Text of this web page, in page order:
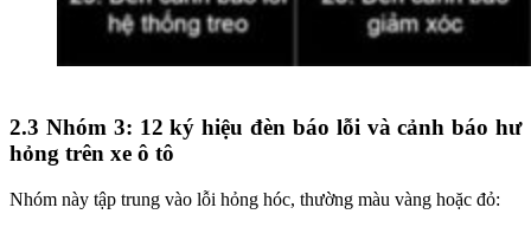
2.3 Nhóm 3: 12 ký hiệu đèn báo lỗi và cảnh báo hư
hỏng trên xe ô tô
Nhóm này tập trung vào lỗi hỏng hóc, thường màu vàng hoặc đỏ: